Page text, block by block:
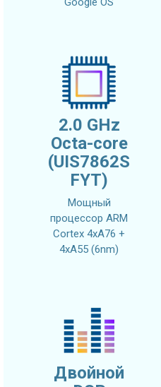
2.0 GHz
Octa-core
(UIS7862S
FYT)
Мощный
процессор ARM
Cortex 4xA76 +
4xA55 (6nm)
Двойной